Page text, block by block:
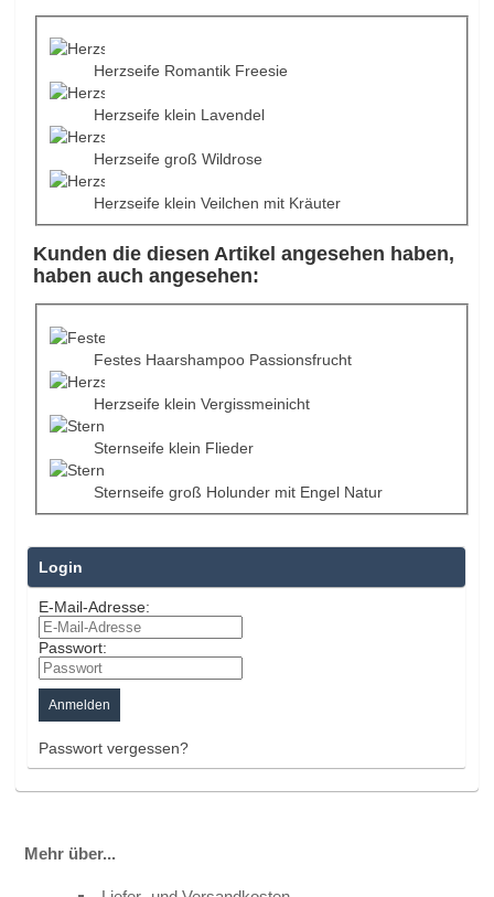
Herzseife Romantik Freesie
Herzseife klein Lavendel
Herzseife groß Wildrose
Herzseife klein Veilchen mit Kräuter
Kunden die diesen Artikel angesehen haben,
haben auch angesehen:
Festes Haarshampoo Passionsfrucht
Herzseife klein Vergissmeinicht
Sternseife klein Flieder
Sternseife groß Holunder mit Engel Natur
Login
E-Mail-Adresse:
Passwort:
Passwort vergessen?
Mehr über...